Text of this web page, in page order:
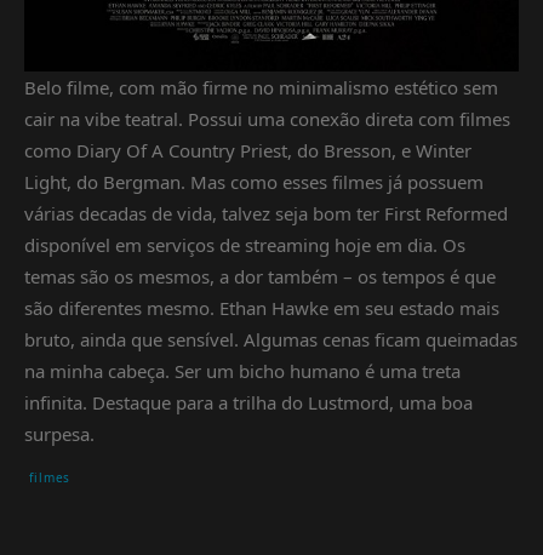
Belo filme, com mão firme no minimalismo estético sem
cair na vibe teatral. Possui uma conexão direta com filmes
como Diary Of A Country Priest, do Bresson, e Winter
Light, do Bergman. Mas como esses filmes já possuem
várias decadas de vida, talvez seja bom ter First Reformed
disponível em serviços de streaming hoje em dia. Os
temas são os mesmos, a dor também – os tempos é que
são diferentes mesmo. Ethan Hawke em seu estado mais
bruto, ainda que sensível. Algumas cenas ficam queimadas
na minha cabeça. Ser um bicho humano é uma treta
infinita. Destaque para a trilha do Lustmord, uma boa
surpesa.
filmes